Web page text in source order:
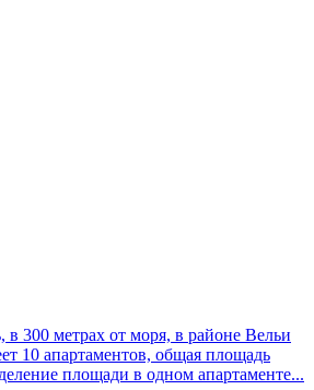
в 300 метрах от моря, в районе Вельи
10 апартаментов, общая площадь
площади в одном апартаменте...